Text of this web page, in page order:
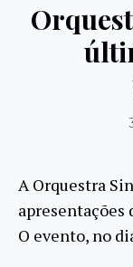
A Orquestra
apresentações
O evento, no